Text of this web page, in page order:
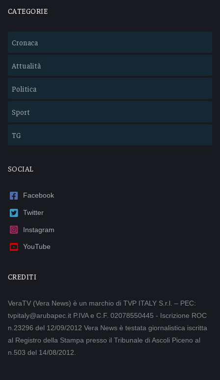
CATEGORIE
Cronaca
Attualità
Politica
Sport
TG
SOCIAL
Facebook
Twitter
Instagram
YouTube
CREDITI
VeraTV (Vera News) è un marchio di TVP ITALY S.r.l. – PEC:
tvpitaly@arubapec.it P.IVA e C.F. 02078550445 - Iscrizione ROC
n.23296 del 12/09/2012 Vera News è testata giornalistica iscritta
al Registro della Stampa presso il Tribunale di Ascoli Piceno al
n.503 del 14/08/2012.